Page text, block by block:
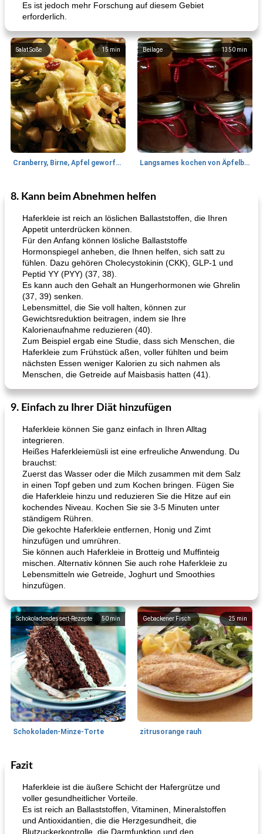
Es ist jedoch mehr Forschung auf diesem Gebiet
erforderlich.
15min
Salat Soße
Cranberry, Birne, Apfel geworfener Salat
1350 min
Beilage
Langsames kochen von Äpfelbutter
35min
Lamm
Tandoori Lammspiesse mit Raita und Couscous
Mittagessen / Snacks
8. Kann beim Abnehmen helfen
Haferkleie ist reich an löslichen Ballaststoffen, die Ihren
Appetit unterdrücken können.
Für den Anfang können lösliche Ballaststoffe
Hormonspiegel anheben, die Ihnen helfen, sich satt zu
fühlen. Dazu gehören Cholecystokinin (CKK), GLP-1 und
Peptid YY (PYY) (37, 38).
Es kann auch den Gehalt an Hungerhormonen wie Ghrelin
(37, 39) senken.
Lebensmittel, die Sie voll halten, können zur
Gewichtsreduktion beitragen, indem sie Ihre
Kalorienaufnahme reduzieren (40).
Zum Beispiel ergab eine Studie, dass sich Menschen, die
Haferkleie zum Frühstück aßen, voller fühlten und beim
nächsten Essen weniger Kalorien zu sich nahmen als
Menschen, die Getreide auf Maisbasis hatten (41).
9. Einfach zu Ihrer Diät hinzufügen
Haferkleie können Sie ganz einfach in Ihren Alltag
integrieren.
Heißes Haferkleiemüsli ist eine erfreuliche Anwendung. Du
brauchst:
Zuerst das Wasser oder die Milch zusammen mit dem Salz
in einen Topf geben und zum Kochen bringen. Fügen Sie
die Haferkleie hinzu und reduzieren Sie die Hitze auf ein
kochendes Niveau. Kochen Sie sie 3-5 Minuten unter
ständigem Rühren.
Die gekochte Haferkleie entfernen, Honig und Zimt
hinzufügen und umrühren.
Sie können auch Haferkleie in Brotteig und Muffinteig
mischen. Alternativ können Sie auch rohe Haferkleie zu
Lebensmitteln wie Getreide, Joghurt und Smoothies
hinzufügen.
50 min
Schokoladendessert-Rezepte
Schokoladen-Minze-Torte
25 min
Gebackener Fisch
zitrusorange rauh
Salsas
Fazit
Haferkleie ist die äußere Schicht der Hafergrütze und
voller gesundheitlicher Vorteile.
Es ist reich an Ballaststoffen, Vitaminen, Mineralstoffen
und Antioxidantien, die die Herzgesundheit, die
Blutzuckerkontrolle, die Darmfunktion und den